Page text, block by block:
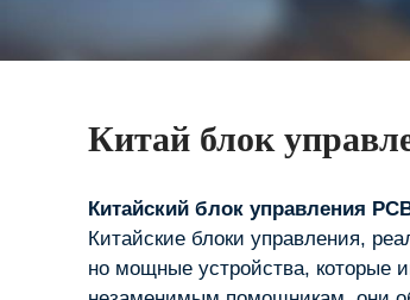
Китай блок
Китайский блок управления
Китайские блоки управления,
но мощные устройства, которые